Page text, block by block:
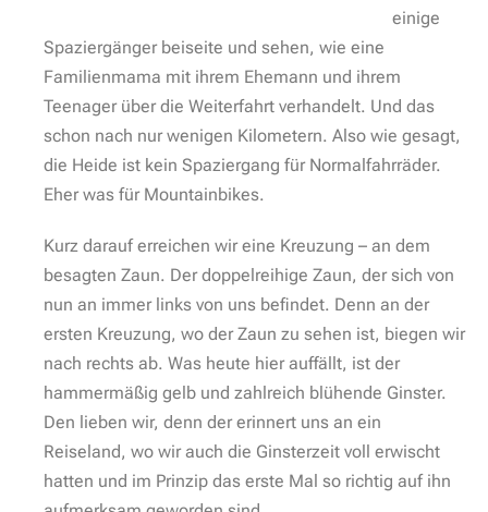
einige
Spaziergänger beiseite und sehen, wie eine
Familienmama mit ihrem Ehemann und ihrem
Teenager über die Weiterfahrt verhandelt. Und das
schon nach nur wenigen Kilometern. Also wie gesagt,
die Heide ist kein Spaziergang für Normalfahrräder.
Eher was für Mountainbikes.
Kurz darauf erreichen wir eine Kreuzung – an dem
besagten Zaun. Der doppelreihige Zaun, der sich von
nun an immer links von uns befindet. Denn an der
ersten Kreuzung, wo der Zaun zu sehen ist, biegen wir
nach rechts ab. Was heute hier auffällt, ist der
hammermäßig gelb und zahlreich blühende Ginster.
Den lieben wir, denn der erinnert uns an ein
Reiseland, wo wir auch die Ginsterzeit voll erwischt
hatten und im Prinzip das erste Mal so richtig auf ihn